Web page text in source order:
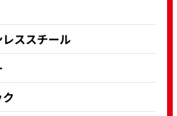
ススチール